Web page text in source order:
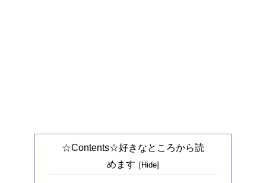
☆Contents☆好きなところから読
めます